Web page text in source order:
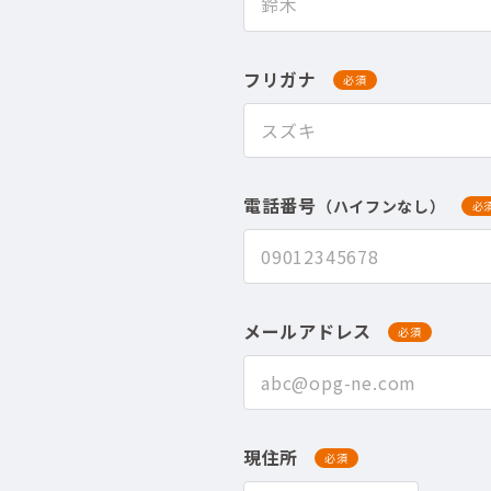
フリガナ 必須
電話番号 （ハイフンなし） 必
メールアドレス 必須
現住所 必須